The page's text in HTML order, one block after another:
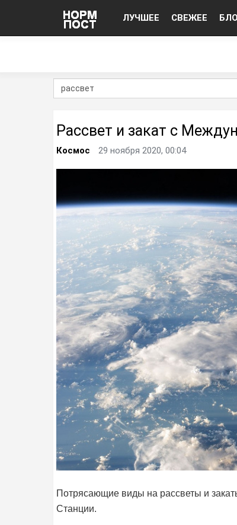
ЛУЧШЕЕ СВЕЖЕЕ
Рассвет и закат с
Космос 29 ноября 2020, 00:04
Потрясающие виды на рассветы и
Станции.